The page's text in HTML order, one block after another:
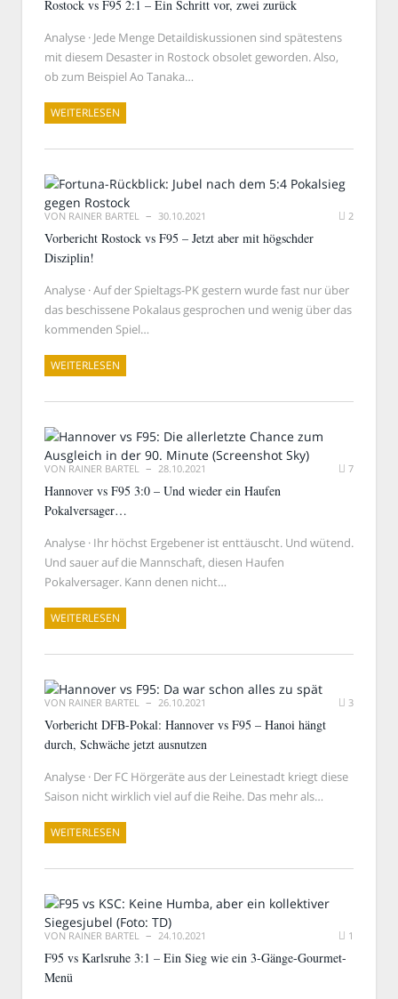
Rostock vs F95 2:1 – Ein Schritt vor, zwei zurück
Analyse · Jede Menge Detaildiskussionen sind spätestens
mit diesem Desaster in Rostock obsolet geworden. Also,
ob zum Beispiel Ao Tanaka…
WEITERLESEN
VON RAINER BARTEL 30.10.2021 2
Vorbericht Rostock vs F95 – Jetzt aber mit högschder
Disziplin!
Analyse · Auf der Spieltags-PK gestern wurde fast nur über
das beschissene Pokalaus gesprochen und wenig über das
kommenden Spiel…
WEITERLESEN
VON RAINER BARTEL 28.10.2021 7
Hannover vs F95 3:0 – Und wieder ein Haufen
Pokalversager…
Analyse · Ihr höchst Ergebener ist enttäuscht. Und wütend.
Und sauer auf die Mannschaft, diesen Haufen
Pokalversager. Kann denen nicht…
WEITERLESEN
VON RAINER BARTEL 26.10.2021 3
Vorbericht DFB-Pokal: Hannover vs F95 – Hanoi hängt
durch, Schwäche jetzt ausnutzen
Analyse · Der FC Hörgeräte aus der Leinestadt kriegt diese
Saison nicht wirklich viel auf die Reihe. Das mehr als…
WEITERLESEN
VON RAINER BARTEL 24.10.2021 1
F95 vs Karlsruhe 3:1 – Ein Sieg wie ein 3-Gänge-Gourmet-
Menü